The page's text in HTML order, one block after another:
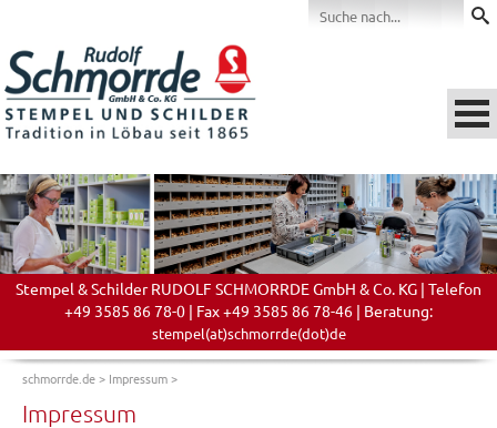
Stempel & Schilder RUDOLF SCHMORRDE GmbH & Co. KG | Telefon
+49 3585 86 78-0 | Fax +49 3585 86 78-46 | Beratung:
stempel(at)schmorrde(dot)de
schmorrde.de> Impressum>
Impressum